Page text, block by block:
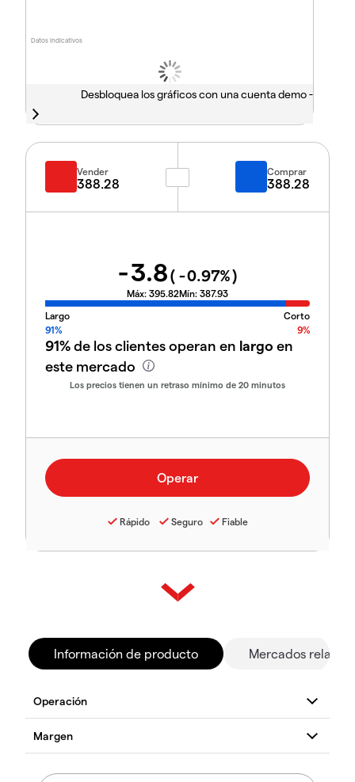
Datos indicativos
Desbloquea los gráficos con una cuenta demo -
Vender
388.28
Comprar
388.28
-3.8( -0.97%)
Máx: 395.82Mín: 387.93
Largo
Corto
91%
9%
91%de los clientes operan en largo en
este mercado
Los precios tienen un retraso mínimo de 20 minutos
Rápido Seguro Fiable
Información de producto Mercados